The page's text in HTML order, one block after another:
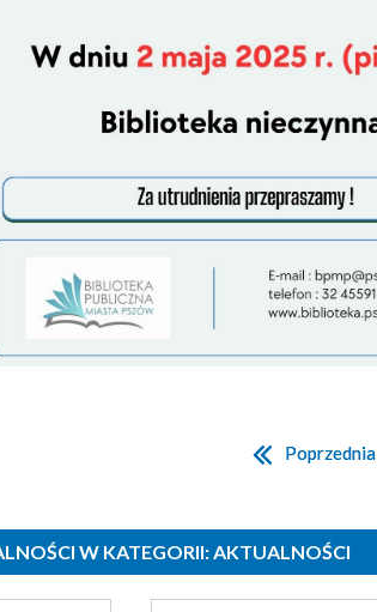
Poprzednia
W KATEGORII: AKTUALNOŚCI